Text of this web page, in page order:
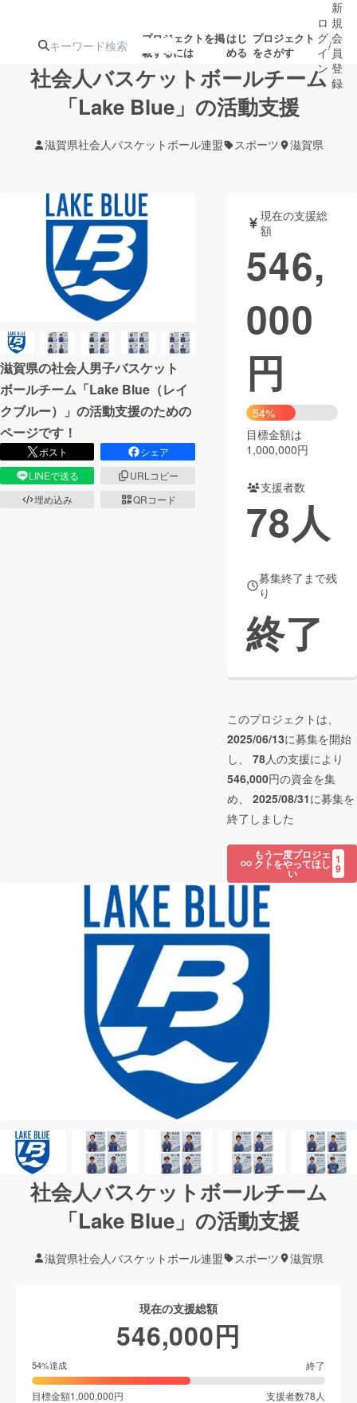
プロジェクトを掲
載するには
はじ
める
プロジェクト
をさがす
ジェクト
注目のリ
ターン
ジェクト
募集終了が近いプ
ロジェクト
もうすぐ公開
されます
アート・写真 音楽
テクノロジー・ガジェット ゲーム・サ
映像・映画
ビジネス・起業
まちづくり・地域活性化
CAMPFIRE for Social Good
CAMPFIRE Creation
CAMPFIREふるさと納税machi-ya コミュニティ
ロ
グ
イ
ン
/
新
規
会
員
登
録
社会人バスケットボールチーム
「Lake Blue」の活動支援
滋賀県社会人バスケットボール連盟 スポーツ 滋賀県
滋賀県の社会人男子バスケット
ボールチーム「Lake Blue（レイ
クブルー）」の活動支援のための
ページです！
ポスト
シェア
LINEで送る
URLコピー
埋め込み
QRコード
現在の支援総
額
546,
000
円
54%
目標金額は
1,000,000円
支援者数
78人
募集終了まで残
り
終了
このプロジェクトは、
2025/06/13に募集を開始
し、 78人の支援により
546,000円の資金を集
め、 2025/08/31に募集を
終了しました
もう一度プロジェ
クトをやってほし
い
1
9
社会人バスケットボールチーム
「Lake Blue」の活動支援
滋賀県社会人バスケットボール連盟 スポーツ 滋賀県
現在の支援総額
546,000円
54%達成 終了
目標金額1,000,000円 支援者数78 人